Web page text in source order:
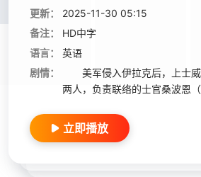
更新：
2025-11-30 05:15
备注：
HD中字
语言：
英语
剧情：
美军侵入伊拉克后，上士威
两人，负责联络的士官桑波恩
立即播放